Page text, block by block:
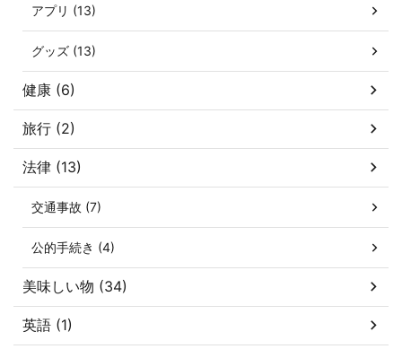
アプリ (13)
グッズ (13)
健康 (6)
旅行 (2)
法律 (13)
交通事故 (7)
公的手続き (4)
美味しい物 (34)
英語 (1)